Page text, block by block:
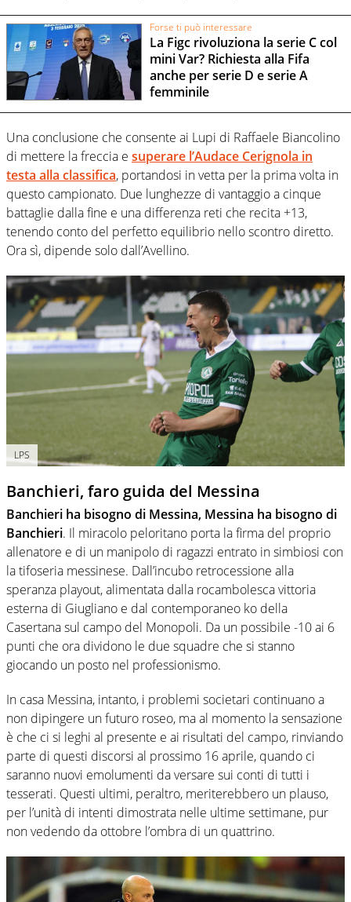
Forse ti può interessare
La Figc rivoluziona la serie C col
mini Var? Richiesta alla Fifa
anche per serie D e serie A
femminile
Una conclusione che consente ai Lupi di Raffaele Biancolino
di mettere la freccia e superare l’Audace Cerignola in
testa alla classifica, portandosi in vetta per la prima volta in
questo campionato. Due lunghezze di vantaggio a cinque
battaglie dalla fine e una differenza reti che recita +13,
tenendo conto del perfetto equilibrio nello scontro diretto.
Ora sì, dipende solo dall’Avellino.
LPS
Banchieri, faro guida del Messina
Banchieri ha bisogno di Messina, Messina ha bisogno di
Banchieri. Il miracolo peloritano porta la firma del proprio
allenatore e di un manipolo di ragazzi entrato in simbiosi con
la tifoseria messinese. Dall’incubo retrocessione alla
speranza playout, alimentata dalla rocambolesca vittoria
esterna di Giugliano e dal contemporaneo ko della
Casertana sul campo del Monopoli. Da un possibile -10 ai 6
punti che ora dividono le due squadre che si stanno
giocando un posto nel professionismo.
In casa Messina, intanto, i problemi societari continuano a
non dipingere un futuro roseo, ma al momento la sensazione
è che ci si leghi al presente e ai risultati del campo, rinviando
parte di questi discorsi al prossimo 16 aprile, quando ci
saranno nuovi emolumenti da versare sui conti di tutti i
tesserati. Questi ultimi, peraltro, meriterebbero un plauso,
per l’unità di intenti dimostrata nelle ultime settimane, pur
non vedendo da ottobre l’ombra di un quattrino.